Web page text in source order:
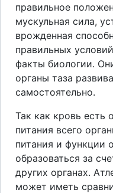
правильное
мускульная сила,
врожденная
правильных
факты биологии.
органы таза
самостоятельно.
Так как кровь есть
питания всего
питания и функции
образоваться за
других органах.
может иметь